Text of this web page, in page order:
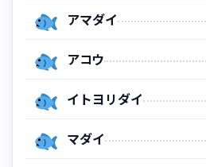
アマダイ
アコウ
イトヨリダイ
マダイ